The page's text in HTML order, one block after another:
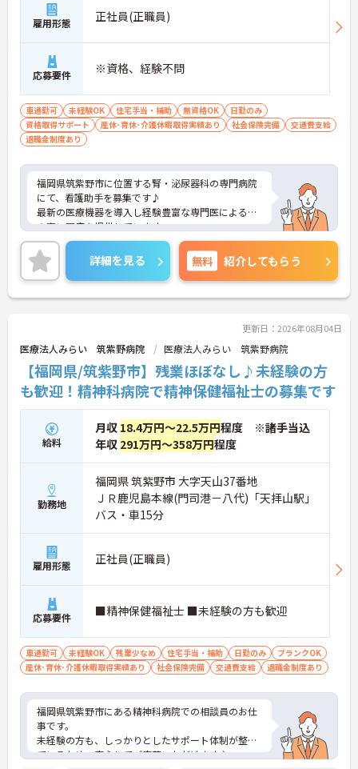
雇用形態 正社員(正職員)
応募要件 ※資格、経験不問
車通勤可 未経験OK 住宅手当・補助 無資格OK
日勤のみ
資格取得サポート
産休･育休･介護休暇取得実績あり 社会保険完備
交通費支給
退職金制度あり
福岡県筑紫野市に位置する腎・泌尿器科の専門病院
にて、看護助手を募集です♪
最新の医療機器を導入し経験豊富な専門医による質
の高い医療を提供しています。
ご興味ある方には、面接対策ポイントなど、さらに
詳細をお話しいたしますのでお気軽にご相談くださ
い。
詳細を見る 無料 紹介してもらう
更新日：2026年08月04日
医療法人みらい 筑紫野病院 医療法人みらい 筑紫野病院
【福岡県/筑紫野市】残業ほぼなし♪未経験の方
も歓迎！精神科病院で精神保健福祉士の募集です
給料
月収 18.4万円～22.5万円程度 ※諸手当込
年収 291万円～358万円程度
勤務地
福岡県 筑紫野市 大字天山37番地
ＪＲ鹿児島本線(門司港－八代)「天拝山駅」
バス・車15分
雇用形態 正社員(正職員)
応募要件 ■精神保健福祉士 ■未経験の方も歓迎
車通勤可 未経験OK 残業少なめ 住宅手当・補助 日勤のみ
ブランクOK
産休･育休･介護休暇取得実績あり
社会保険完備 交通費支給 退職金制度あり
福岡県筑紫野市にある精神科病院での相談員のお仕
事です。
未経験の方も、しっかりとしたサポート体制が整っ
ているため、安心してご応募いただけます♪